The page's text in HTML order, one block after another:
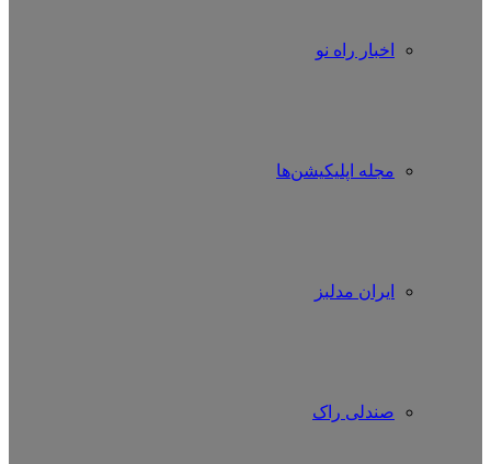
اخبار راه نو
مجله اپلیکیشن‌ها
ایران مدلبز
صندلی راک